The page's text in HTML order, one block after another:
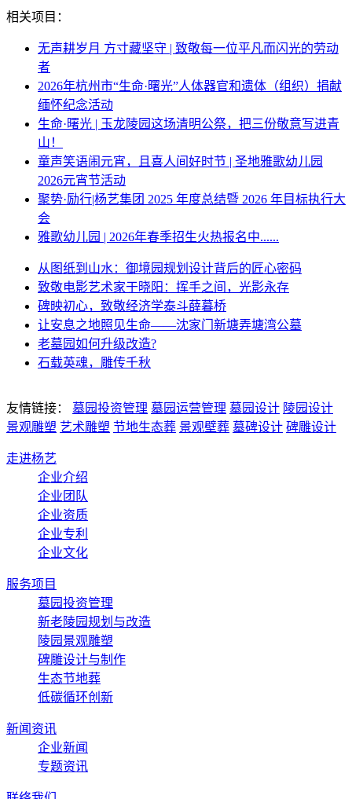
相关项目：
无声耕岁月 方寸藏坚守 | 致敬每一位平凡而闪光的劳动
者
2026年杭州市“生命·曙光”人体器官和遗体（组织）捐献
缅怀纪念活动
生命·曙光 | 玉龙陵园这场清明公祭，把三份敬意写进青
山！
童声笑语闹元宵，且喜人间好时节 | 圣地雅歌幼儿园
2026元宵节活动
聚势·励行|杨艺集团 2025 年度总结暨 2026 年目标执行大
会
雅歌幼儿园 | 2026年春季招生火热报名中......
从图纸到山水：御境园规划设计背后的匠心密码
致敬电影艺术家于晓阳：挥手之间，光影永存
碑映初心，致敬经济学泰斗薛暮桥
让安息之地照见生命——沈家门新塘弄塘湾公墓
老墓园如何升级改造?
石载英魂，雕传千秋
友情链接： 墓园投资管理 墓园运营管理 墓园设计 陵园设计
景观雕塑 艺术雕塑 节地生态葬 景观壁葬 墓碑设计 碑雕设计
走进杨艺
企业介绍
企业团队
企业资质
企业专利
企业文化
服务项目
墓园投资管理
新老陵园规划与改造
陵园景观雕塑
碑雕设计与制作
生态节地葬
低碳循环创新
新闻资讯
企业新闻
专题资讯